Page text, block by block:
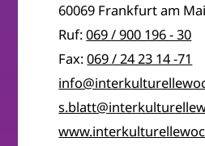
60069 Frankfurt am
Ruf:069 / 900 196 - 30
Fax:069 / 24 23 14 -71